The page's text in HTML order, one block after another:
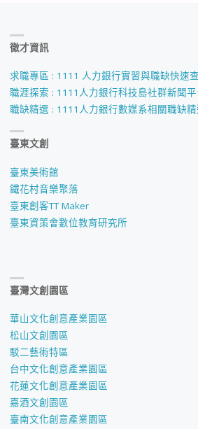
師
(3D
長)
徵才資訊
求職專區 : 1111 人力銀行實習與職缺快速
職涯探索 : 1111人力銀行科技島社群新聞平
職缺精選 : 1111人力銀行數媒系相關職缺精
臺東文創
臺東美術館
鐵花村音樂聚落
臺東創客TT Maker
臺東資策會數位教育研究所
臺灣文創園區
華山文化創意產業園區
松山文創園區
駁二藝術特區
台中文化創意產業園區
花蓮文化創意產業園區
嘉酒文創園區
臺南文化創意產業園區